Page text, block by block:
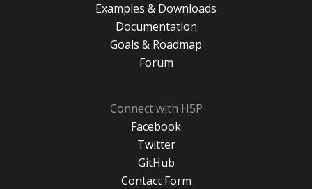
Examples & Downloads
Documentation
Goals & Roadmap
Forum
Connect with H5P
Facebook
Twitter
GitHub
Contact Form